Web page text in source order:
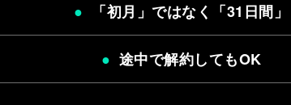
「初月」ではなく「31日間 」
途中で解約してもOK